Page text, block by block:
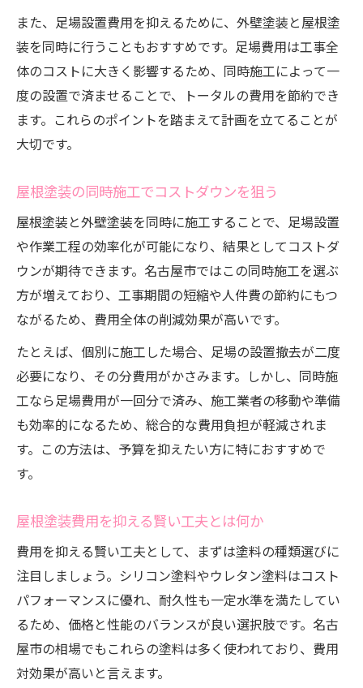
また、足場設置費用を抑えるために、外壁塗装と屋根塗
装を同時に行うこともおすすめです。足場費用は工事全
体のコストに大きく影響するため、同時施工によって一
度の設置で済ませることで、トータルの費用を節約でき
ます。これらのポイントを踏まえて計画を立てることが
大切です。
屋根塗装の同時施工でコストダウンを狙う
屋根塗装と外壁塗装を同時に施工することで、足場設置
や作業工程の効率化が可能になり、結果としてコストダ
ウンが期待できます。名古屋市ではこの同時施工を選ぶ
方が増えており、工事期間の短縮や人件費の節約にもつ
ながるため、費用全体の削減効果が高いです。
たとえば、個別に施工した場合、足場の設置撤去が二度
必要になり、その分費用がかさみます。しかし、同時施
工なら足場費用が一回分で済み、施工業者の移動や準備
も効率的になるため、総合的な費用負担が軽減されま
す。この方法は、予算を抑えたい方に特におすすめで
す。
屋根塗装費用を抑える賢い工夫とは何か
費用を抑える賢い工夫として、まずは塗料の種類選びに
注目しましょう。シリコン塗料やウレタン塗料はコスト
パフォーマンスに優れ、耐久性も一定水準を満たしてい
るため、価格と性能のバランスが良い選択肢です。名古
屋市の相場でもこれらの塗料は多く使われており、費用
対効果が高いと言えます。